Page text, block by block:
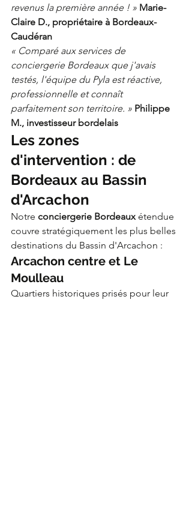
revenus la première année ! » Marie-
Claire D., propriétaire à Bordeaux-
Caudéran
« Comparé aux services de
conciergerie Bordeaux que j'avais
testés, l'équipe du Pyla est réactive,
professionnelle et connaît
parfaitement son territoire. » Philippe
M., investisseur bordelais
Les zones
d'intervention : de
Bordeaux au Bassin
d'Arcachon
Notre conciergerie Bordeaux étendue
couvre stratégiquement les plus belles
destinations du Bassin d'Arcachon :
Arcachon centre et Le
Moulleau
Quartiers historiques prisés pour leur